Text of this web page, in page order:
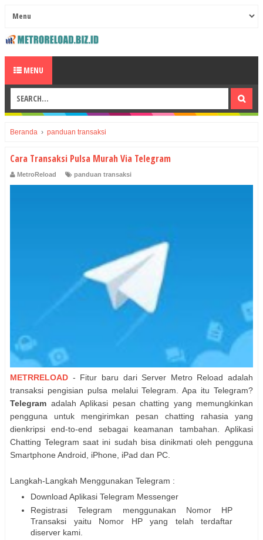
MENU
Beranda › panduan transaksi
Cara Transaksi Pulsa Murah Via Telegram
MetroReload panduan transaksi
METRRELOAD - Fitur baru dari Server Metro Reload adalah
transaksi pengisian pulsa melalui Telegram. Apa itu Telegram?
Telegram adalah Aplikasi pesan chatting yang memungkinkan
pengguna untuk mengirimkan pesan chatting rahasia yang
dienkripsi end-to-end sebagai keamanan tambahan. Aplikasi
Chatting Telegram saat ini sudah bisa dinikmati oleh pengguna
Smartphone Android, iPhone, iPad dan PC.
Langkah-Langkah Menggunakan Telegram :
Download Aplikasi Telegram Messenger
Registrasi Telegram menggunakan Nomor HP
Transaksi yaitu Nomor HP yang telah terdaftar
diserver kami.